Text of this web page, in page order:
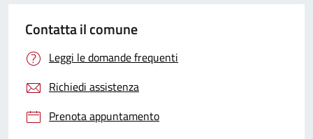
Contatta il comune
Leggi le domande frequenti
Richiedi assistenza
Prenota appuntamento